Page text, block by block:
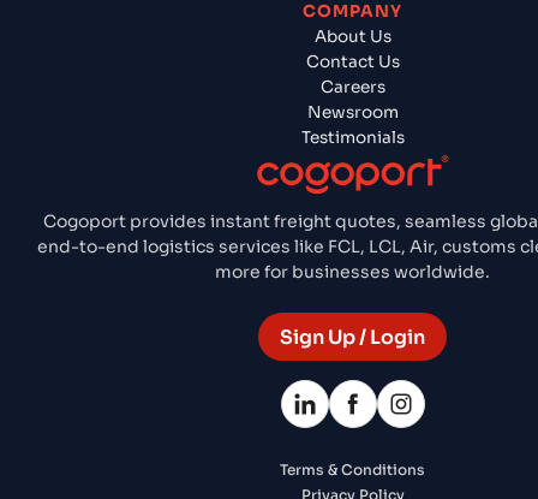
Cogoport provides instant freight quotes, seamless
end-to-end logistics services like FCL, LCL, Air, customs
more for businesses worldwide.
Sign Up / Login
COMPANY
About Us
Contact Us
Careers
Newsroom
Testimonials
Terms & Conditions
Privacy Policy